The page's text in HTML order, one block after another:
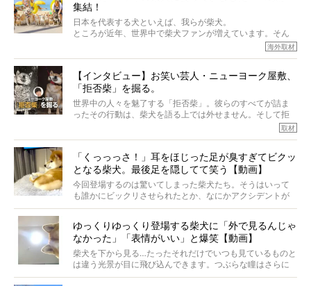
なりにくい、とは言えないような気もするのです。
実際に「病気にならない」などということはないし、飼い
主はそのためにやるべきことがある。
今回は、柴犬に関わる方たちすべてに読んで欲しい、ある
語でした。
※文章はご本人の了承を得て編集しています
※画像はすべてイメージです
※この記事は個人の感想であり、効果・効能を示すものではありません
集結！
日本を代表する犬といえば、我らが柴犬。
ところが近年、世界中で柴犬ファンが増えています。そん
な中「柴犬ライフ」が目をつけたのは、南の楽園ハワイ。
そんな噂を聞きつけ、今回はハワイの柴犬たちを取材して
きました！
海外取材
【インタビュー】お笑い芸人・ニューヨーク屋敷、
「拒否柴」を掘る。
世界中の人々を魅了する「拒否柴」。彼らのすべてが詰ま
ったその行動は、柴犬を語る上では外せません。そして拒
否柴がここまで話題になるのは、“映える”ことも理由のひと
がるのでしょうか。
最近版画製作を始めた、お笑いコンビ「ニューヨーク」の
屋敷裕政さんに、拒否柴を掘っていただきました！ イン
タビューと合わせてご覧ください。
取材
「くっっっさ！」耳をほじった足が臭すぎてビクッ
となる柴犬。最後足を隠してて笑う【動画】
今回登場するのは驚いてしまった柴犬たち。そうはいって
も誰かにビックリさせられたとか、なにかアクシデントが
起きたとか、そういうことが原因ではありません。全ての
ゆっくりゆっくり登場する柴犬に「外で見るんじゃ
なかった」「表情がいい」と爆笑【動画】
柴犬を下から見る…たったそれだけでいつも見ているものと
は違う光景が目に飛び込んできます。つぶらな瞳はさらに
つぶらに見え、モフモフのお顔はさらにモフモフに見えま